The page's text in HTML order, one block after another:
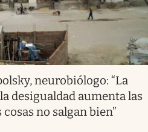
neurobiólogo: “La
desigualdad aumenta las
no salgan bien”